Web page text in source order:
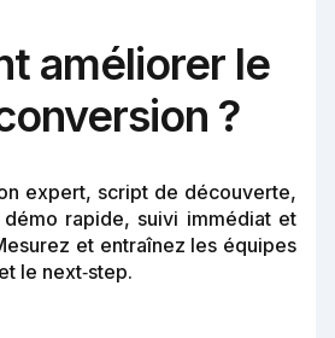
améliorer le
?
expert, script de découverte,
rapide, suivi immédiat et
et entraînez les équipes
le next‑step.